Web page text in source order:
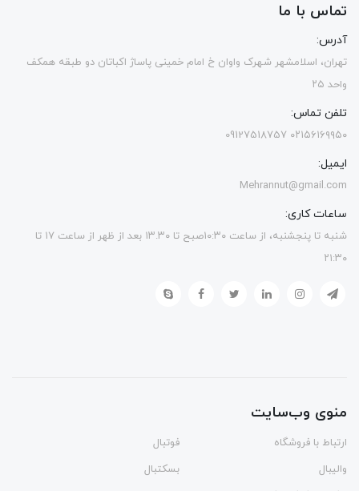
تماس با ما
آدرس:
تهران، اسلامشهر شهرک واوان خ امام خمینی پاساژ اکباتان دو طبقه همکف
واحد ۲۵
تلفن تماس:
۰۲۱۵۶۱۶۹۹۵۰ 09127518757
ایمیل:
Mehrannut@gmail.com
ساعات کاری:
شنبه تا پنجشنبه، از ساعت ۱۰:۳۰صبح تا ۱۳.۳۰ بعد از ظهر از ساعت ۱۷ تا
۲۱:۳۰
منوی وب‌سایت
ارتباط با فروشگاه
فوتبال
والیبال
بسکتبال